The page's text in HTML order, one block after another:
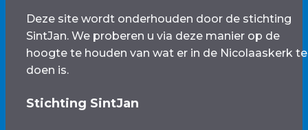
Deze site wordt onderhouden door de stichting
SintJan. We proberen u via deze manier op de
hoogte te houden van wat er in de Nicolaaskerk te
doen is.
Stichting SintJan